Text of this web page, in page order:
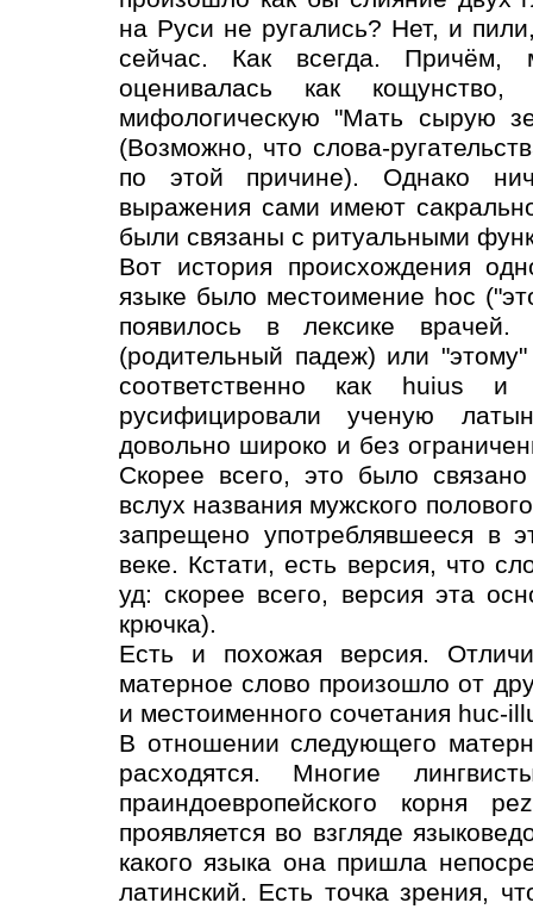
на Руси не ругались? Нет, и
сейчас. Как всегда.
оценивалась как
мифологическую "Мать сырую
(Возможно, что слова-
по этой причине). Однако
выражения сами имеют
были связаны с ритуальными
Вот история происхождения
языке было местоимение hoc
появилось в лексике
(родительный падеж) или
соответственно как huius
русифицировали ученую
довольно широко и без
Скорее всего, это было
вслух названия мужского
запрещено употреблявшееся в
веке. Кстати, есть версия, что
уд: скорее всего, версия эта
крючка).
Есть и похожая версия.
матерное слово произошло от
и местоименного сочетания huc-
В отношении следующего
расходятся. Многие
праиндоевропейского корня
проявляется во взгляде
какого языка она пришла
латинский. Есть точка зрения,